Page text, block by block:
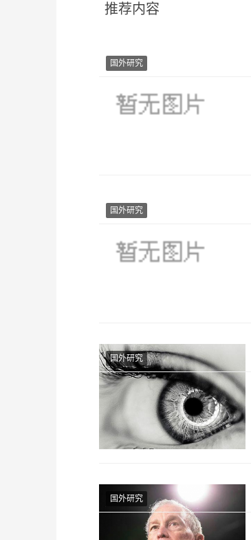
推荐内容
国外研究
国外研究
国外研究
国外研究